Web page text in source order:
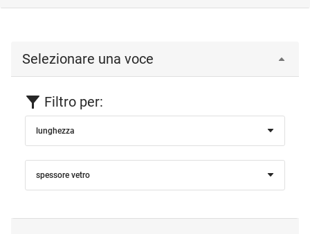
Selezionare una voce
Filtro per:
lunghezza
spessore vetro